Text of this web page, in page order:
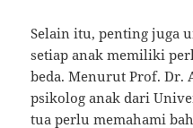
Selain itu, penting juga
setiap anak memiliki
beda. Menurut Prof. Dr.
psikolog anak dari
tua perlu memahami